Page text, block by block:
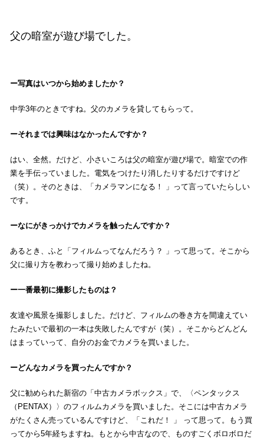
父の暗室が遊び場でした。
写真はいつから始めましたか？
中学3年のときですね。父のカメラを貸してもらって。
それまでは興味はなかったんですか？
はい、全然。だけど、小さいころは父の暗室が遊び場で。暗室での作
業を手伝っていました。電気をつけたり消したりするだけですけど
（笑）。そのときは、「カメラマンになる！ 」って言っていたらしい
です。
なにがきっかけでカメラを触ったんですか？
あるとき、ふと「フィルムってなんだろう？ 」って思って。そこから
父に撮り方を教わって撮り始めましたね。
一番最初に撮影したものは？
友達や風景を撮影しました。だけど、フィルムの巻き方を間違えてい
たみたいで最初の一本は失敗したんですが（笑）。そこからどんどん
はまっていって、自分のお金でカメラを買いました。
どんなカメラを買ったんですか？
父に勧められた新宿の「中古カメラボックス」で、〈ペンタックス
（PENTAX）〉のフィルムカメラを買いました。そこには中古カメラ
がたくさん売っているんですけど、「これだ！ 」 って思って。もう買
ってから5年経ちますね。もとから中古なので、ものすごくボロボロだ